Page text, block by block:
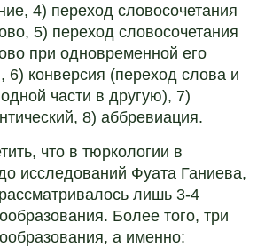
4) переход словосочетания
5) переход словосочетания
при одновременной его
6) конверсия (переход слова и
части в другую), 7)
8) аббревиация.
что в тюркологии в
исследований Фуата Ганиева,
лишь 3-4
Более того, три
а именно: